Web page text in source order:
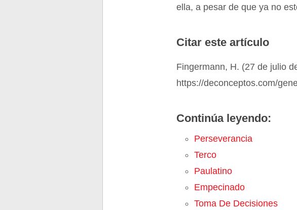
ella, a pesar de que ya no
Citar este artículo
Fingermann, H. (27 de julio
https://deconceptos.com/
Continúa leyendo:
Perseverancia
Terco
Paulatino
Empecinado
Toma De Decisiones